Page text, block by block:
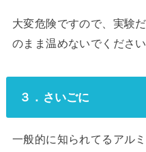
大変危険ですので、実験
のまま温めないでください
３．さいごに
一般的に知られてるアル